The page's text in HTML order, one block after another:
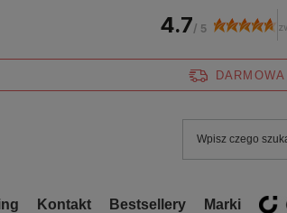
Kontakt Bestsellery Marki
4.7/ 5